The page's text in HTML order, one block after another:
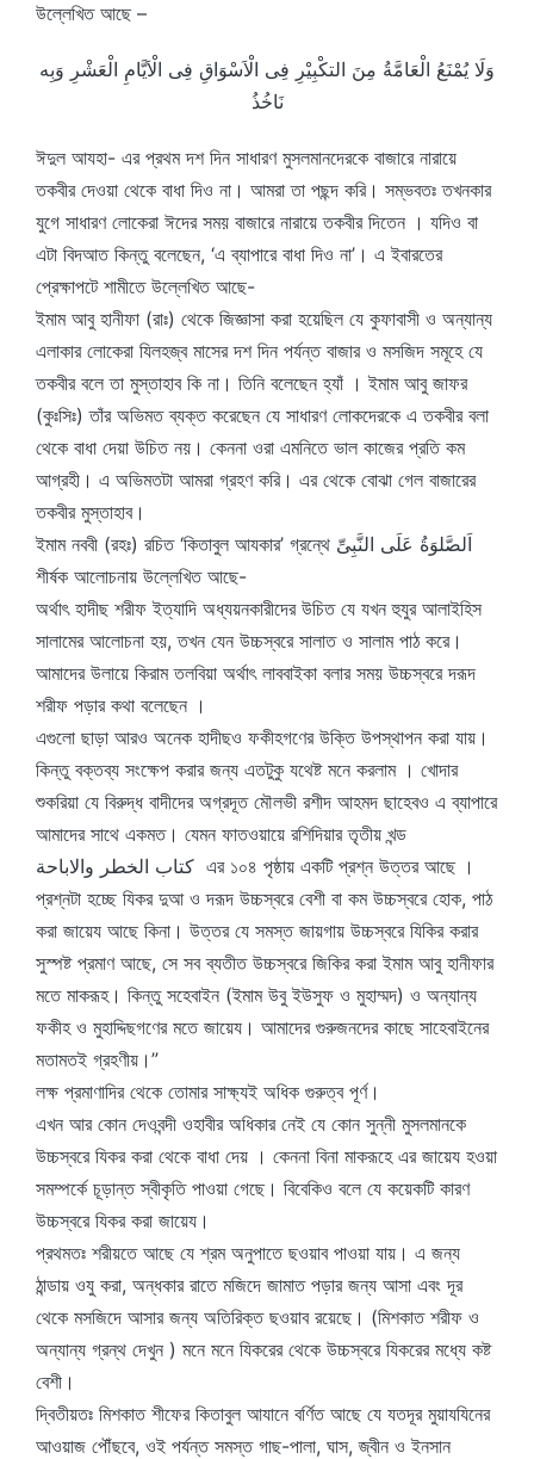
উল্লেখিত আছে –
وَلَا يُمْنَعُ الْعَامَّةُ مِنَ التكْبِيْرِ فِى الْاَسْوَاقِ فِى الْاَيَّامِ الْعَشْرِ وَبِه
نَاخُذُ
ঈদুল আযহা- এর প্রথম দশ দিন সাধারণ মুসলমানদেরকে বাজারে নারায়ে
তকবীর দেওয়া থেকে বাধা দিও না। আমরা তা পছন্দ করি। সম্ভবতঃ তখনকার
যুগে সাধারণ লোকেরা ঈদের সময় বাজারে নারায়ে তকবীর দিতেন । যদিও বা
এটা বিদআত কিন্তু বলেছেন, ‘এ ব্যাপারে বাধা দিও না’। এ ইবারতের
প্রেক্ষাপটে শামীতে উল্লেখিত আছে-
ইমাম আবু হানীফা (রাঃ) থেকে জিজ্ঞাসা করা হয়েছিল যে কুফাবাসী ও অন্যান্য
এলাকার লোকেরা যিলহজ্ব মাসের দশ দিন পর্যন্ত বাজার ও মসজিদ সমূহে যে
তকবীর বলে তা মুস্তাহাব কি না। তিনি বলেছেন হ্যাঁ । ইমাম আবু জাফর
(কুঃসিঃ) তাঁর অভিমত ব্যক্ত করেছেন যে সাধারণ লোকদেরকে এ তকবীর বলা
থেকে বাধা দেয়া উচিত নয়। কেননা ওরা এমনিতে ভাল কাজের প্রতি কম
আগ্রহী। এ অভিমতটা আমরা গ্রহণ করি। এর থেকে বোঝা গেল বাজারের
তকবীর মুস্তাহাব।
ইমাম নববী (রহঃ) রচিত ‘কিতাবুল আযকার’ গ্রন্থে اَلصَّلوَةُ عَلَى النَّبِىِّ
শীর্ষক আলোচনায় উল্লেখিত আছে-
অর্থাৎ হাদীছ শরীফ ইত্যাদি অধ্যয়নকারীদের উচিত যে যখন হুযুর আলাইহিস
সালামের আলোচনা হয়, তখন যেন উচ্চস্বরে সালাত ও সালাম পাঠ করে।
আমাদের উলায়ে কিরাম তলবিয়া অর্থাৎ লাববাইকা বলার সময় উচ্চস্বরে দরূদ
শরীফ পড়ার কথা বলেছেন ।
এগুলো ছাড়া আরও অনেক হাদীছও ফকীহগণের উক্তি উপস্থাপন করা যায়।
কিন্তু বক্তব্য সংক্ষেপ করার জন্য এতটুকু যথেষ্ট মনে করলাম । খোদার
শুকরিয়া যে বিরুদ্ধ বাদীদের অগ্রদূত মৌলভী রশীদ আহমদ ছাহেবও এ ব্যাপারে
আমাদের সাথে একমত। যেমন ফাতওয়ায়ে রশিদিয়ার তৃতীয় খন্ড
كتاب الخطر والاباحة এর ১০৪ পৃষ্ঠায় একটি প্রশ্ন উত্তর আছে ।
প্রশ্নটা হচ্ছে যিকর দুআ ও দরূদ উচ্চস্বরে বেশী বা কম উচ্চস্বরে হোক, পাঠ
করা জায়েয আছে কিনা। উত্তর যে সমস্ত জায়গায় উচ্চস্বরে যিকির করার
সুস্পষ্ট প্রমাণ আছে, সে সব ব্যতীত উচ্চস্বরে জিকির করা ইমাম আবু হানীফার
মতে মাকরূহ। কিন্তু সহেবাইন (ইমাম উবু ইউসুফ ও মুহাম্মদ) ও অন্যান্য
ফকীহ ও মুহাদ্দিছগণের মতে জায়েয। আমাদের গুরুজনদের কাছে সাহেবাইনের
মতামতই গ্রহণীয়।”
লক্ষ প্রমাণাদির থেকে তোমার সাক্ষ্যই অধিক গুরুত্ব পূর্ণ।
এখন আর কোন দেওবন্দী ওহাবীর অধিকার নেই যে কোন সুন্নী মুসলমানকে
উচ্চস্বরে যিকর করা থেকে বাধা দেয় । কেননা বিনা মাকরূহে এর জায়েয হওয়া
সমম্পর্কে চূড়ান্ত স্বীকৃতি পাওয়া গেছে। বিবেকিও বলে যে কয়েকটি কারণ
উচ্চস্বরে যিকর করা জায়েয।
প্রথমতঃ শরীয়তে আছে যে শ্রম অনুপাতে ছওয়াব পাওয়া যায়। এ জন্য
ঠান্ডায় ওযু করা, অন্ধকার রাতে মজিদে জামাত পড়ার জন্য আসা এবং দূর
থেকে মসজিদে আসার জন্য অতিরিক্ত ছওয়াব রয়েছে। (মিশকাত শরীফ ও
অন্যান্য গ্রন্থ দেখুন ) মনে মনে যিকরের থেকে উচ্চস্বরে যিকরের মধ্যে কষ্ট
বেশী।
দ্বিতীয়তঃ মিশকাত শীফের কিতাবুল আযানে বর্ণিত আছে যে যতদূর মুয়াযযিনের
আওয়াজ পৌঁছবে, ওই পর্যন্ত সমস্ত গাছ-পালা, ঘাস, জ্বীন ও ইনসান